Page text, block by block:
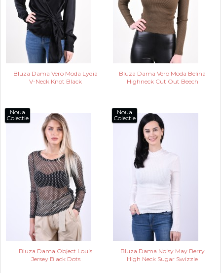
Bluza Dama Vero Moda Lydia
V-Neck Knot Black
Bluza Dama Vero Moda Belina
Highneck Cut Out Beech
Noua
Colectie
Bluza Dama Object Louis
Jersey Black Dots
Noua
Colectie
Bluza Dama Noisy May Berry
High Neck Sugar Swizzie